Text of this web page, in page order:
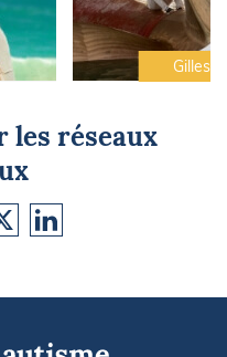
Gilles
les réseaux